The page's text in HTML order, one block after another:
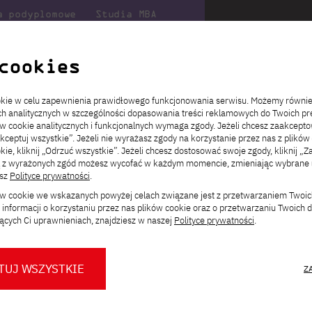
podyplomowe Studia MBA
Transfer z innej uczelni
Opłaty za studia
Redukcja czesnego
Stypendia
Dni otwarte PJATK
Wirtualny spacer po uczelni
Kalendarium wydarzeń
Konsultacje teczek SNM Kontakt
Studia stacjonarne I st. PL
Studia stacjonarne I st. EN
Studia stacjonarne II st. PL
Studia stacjonarne II st. EN
Studia niestacjonarne I st. PL
Studia niestacjonarne II st. PL
Studia niestacjonarne blended
Studia niestacjonarne blended
learning * II st. PL
* Z wykorzystaniem metod i technik
kształcenia na odległość
Wymiana z Japonią
Erasmus+
Uczelnie partnerskie
Dla studentów
Mobilność kadry
Staże w Japonii
Kontakt
O nas
JICA
Wirtualna Polska
Orange Polska
O Biurze Prasowym
polskojęzyczne
wnętrz –
Mediów
niestacjonarne,
Zmień
ścieżkę studiów:
w celu zapewnienia prawidłowego funkcjonowania serwisu. Możemy
analitycznych w szczególności dopasowania treści reklamowych do Twoich
cookie analitycznych i funkcjonalnych wymaga zgody. Jeżeli chcesz
wszystkie”. Jeżeli nie wyrażasz zgody na korzystanie przez nas z
kliknij „Odrzuć wszystkie”. Jeżeli chcesz dostosować swoje zgody, kliknij
wyrażonych zgód możesz wycofać w każdym momencie, zmieniając wybrane
Polityce prywatności.
cookie we wskazanych powyżej celach związane jest z przetwarzaniem
o korzystaniu przez nas plików cookie oraz o przetwarzaniu Twoich
Ci uprawnieniach, znajdziesz w naszej Polityce prywatności.
WSZYSTKIE